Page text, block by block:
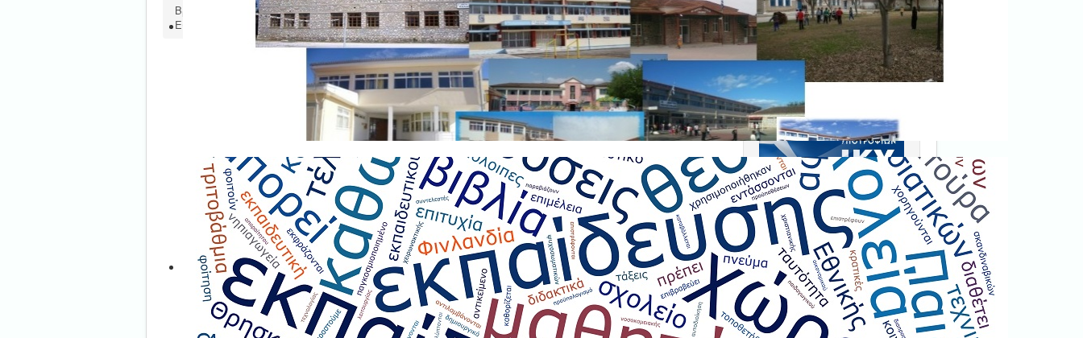
Βρίσκεστε εδώ: Αρχική Νέα-Ανακοινώσεις
Μαθητικά Νέα
Εθνικός Διαγωνισμός Εκπαιδευτικής Ρομποτικής
Ξεκινήστε εδώ.
Διαβάστε την αντίστοιχη
νομοθεσίαεδώ
Erasmus+